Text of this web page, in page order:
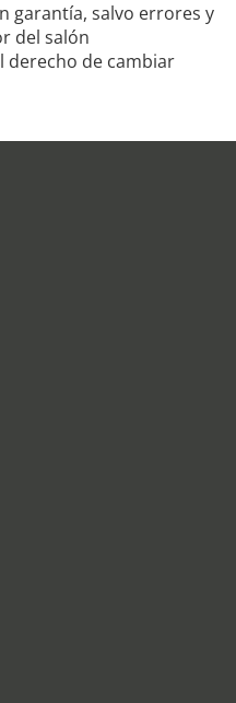
garantía, salvo errores y
del salón
derecho de cambiar